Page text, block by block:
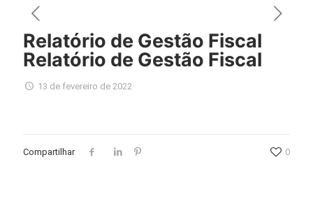
Relatório de Gestão Fiscal
Relatório de Gestão Fiscal
13 de fevereiro de 2022
Compartilhar 0